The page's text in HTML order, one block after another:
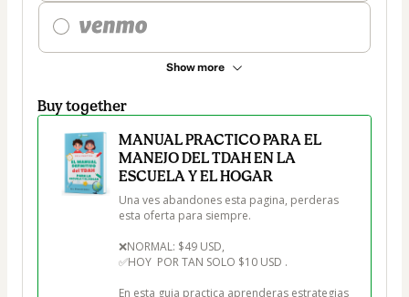
Show more
Buy together
MANUAL PRACTICO PARA EL
MANEJO DEL TDAH EN LA
ESCUELA Y EL HOGAR
Una ves abandones esta pagina, perderas
esta oferta para siempre.
❌NORMAL: $49 USD,
✅HOY  POR TAN SOLO $10 USD .
En esta guia practica aprenderas estrategias